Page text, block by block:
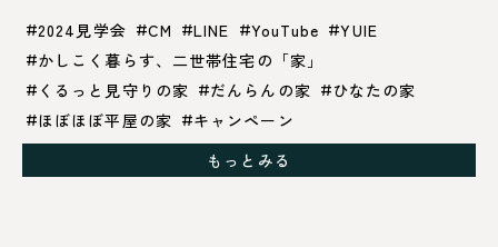
2024見学会 CM LINE YouTube
YUIE
かしこく暮らす、二世帯住宅の「家」
くるっと見守りの家
だんらんの家
ひなたの家
ほぼほぼ平屋の家
キャンペーン
グレイッシュでクールな家
シックブラウンで調和する「家」
もっとみる